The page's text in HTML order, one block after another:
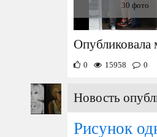
30 фото
Опубликовала
0 15958 0
Новость
Рисунок